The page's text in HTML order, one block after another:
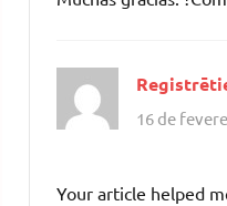
16 de
Your article helped